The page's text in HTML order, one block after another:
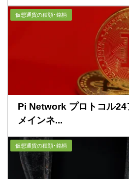
仮想通貨の種類･銘柄
Pi Network プロトコル24
メインネ...
仮想通貨の種類･銘柄